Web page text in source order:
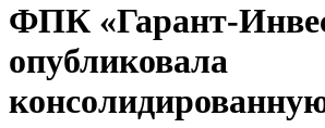
ФПК «Гарант-
опубликовала